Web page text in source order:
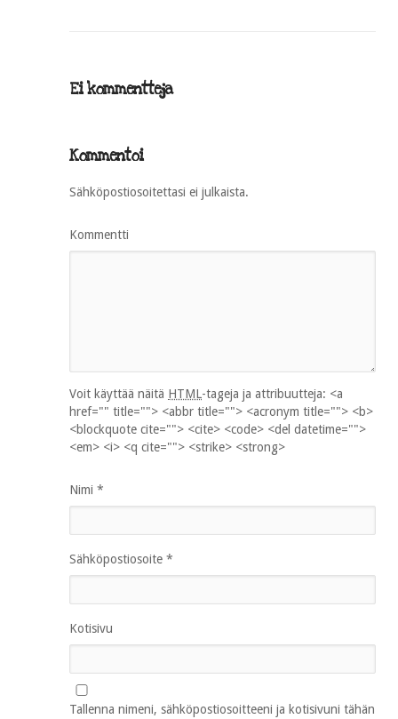
Ei kommentteja
Kommentoi
Sähköpostiosoitettasi ei julkaista.
Kommentti
Voit käyttää näitä HTML-tageja ja attribuutteja: <a
href="" title=""> <abbr title=""> <acronym title=""> <b>
<blockquote cite=""> <cite> <code> <del datetime="">
<em> <i> <q cite=""> <strike> <strong>
Nimi *
Sähköpostiosoite *
Kotisivu
Tallenna nimeni, sähköpostiosoitteeni ja kotisivuni tähän